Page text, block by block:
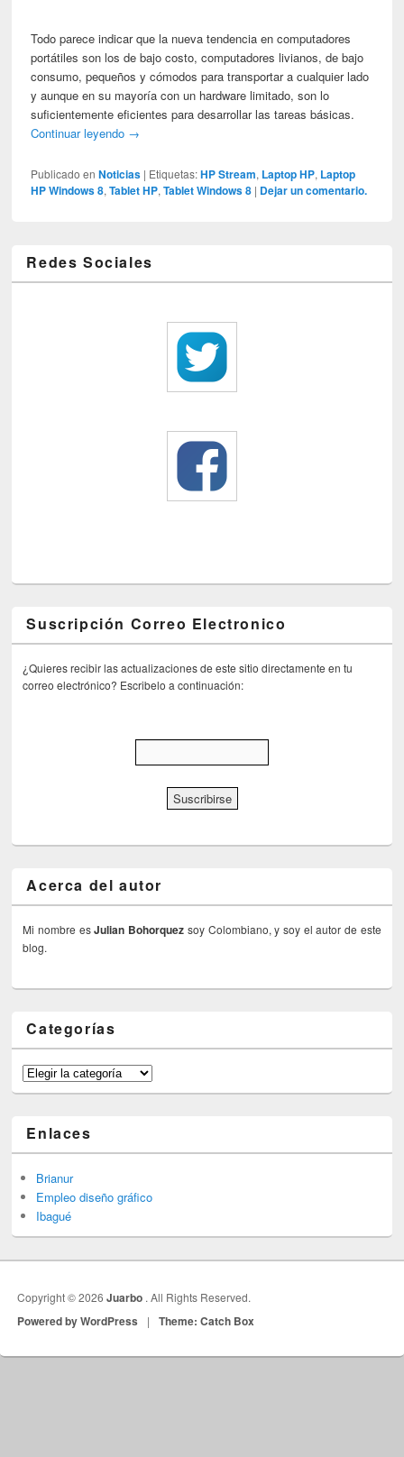
Todo parece indicar que la nueva tendencia en computadores
portátiles son los de bajo costo, computadores livianos, de bajo
consumo, pequeños y cómodos para transportar a cualquier lado
y aunque en su mayoría con un hardware limitado, son lo
suficientemente eficientes para desarrollar las tareas básicas.
Continuar leyendo →
Publicado en Noticias | Etiquetas: HP Stream, Laptop HP, Laptop
HP Windows 8,Tablet HP,Tablet Windows 8 | Dejar un comentario.
Redes Sociales
Suscripción Correo Electronico
¿Quieres recibir las actualizaciones de este sitio directamente en tu
correo electrónico? Escribelo a continuación:
Acerca del autor
Mi nombre esJulian Bohorquez soy Colombiano, y soy el autor de este
blog.
Categorías
Categorías
Enlaces
Brianur
Empleo diseño gráfico
Ibagué
Copyright © 2026Juarbo . All Rights Reserved.
Powered by WordPress | Theme: Catch Box